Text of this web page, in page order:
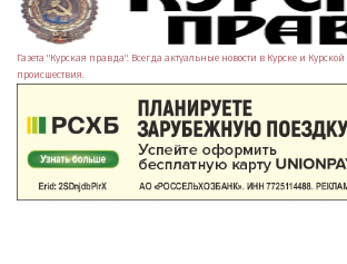
Газета "Курская правда". Всегда актуальные новости в Курске и
происшествия.